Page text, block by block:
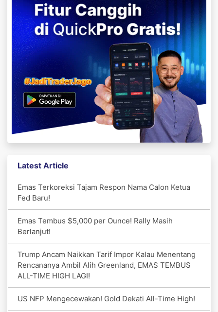
Latest Article
Emas Terkoreksi Tajam Respon Nama Calon Ketua
Fed Baru!
Emas Tembus $5,000 per Ounce! Rally Masih
Berlanjut!
Trump Ancam Naikkan Tarif Impor Kalau Menentang
Rencananya Ambil Alih Greenland, EMAS TEMBUS
ALL-TIME HIGH LAGI!
US NFP Mengecewakan! Gold Dekati All-Time High!